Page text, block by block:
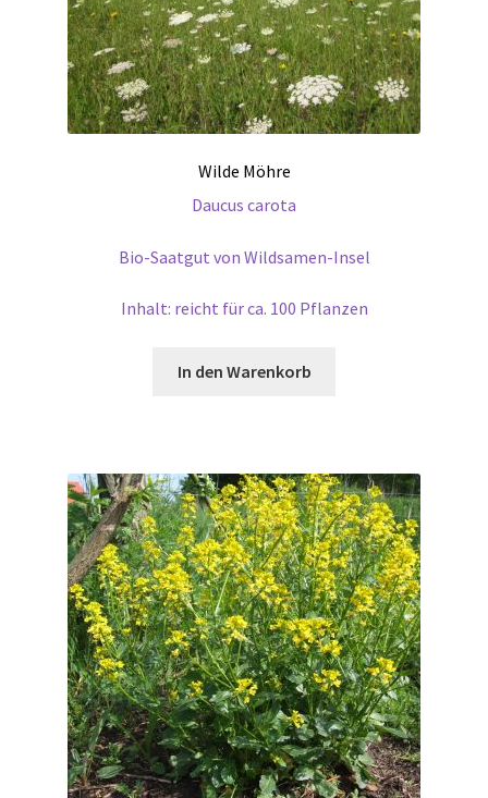
Wilde Möhre
Daucus carota
Bio-Saatgut von Wildsamen-Insel
Inhalt: reicht für ca. 100 Pflanzen
In den Warenkorb